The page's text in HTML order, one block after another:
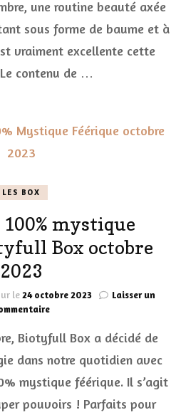
la
routine
beauté
100%
Baume
une routine beauté axée
sous forme de baume et à
vraiment excellente cette
contenu de …
LES BOX
mystique
Box octobre
2023
le24 octobre 2023
Laisser un
sur
routine
mystique
féérique
Box
Biotyfull Box a décidé de
dans notre quotidien avec
mystique féérique. Il s’agit
pouvoirs ! Parfaits pour